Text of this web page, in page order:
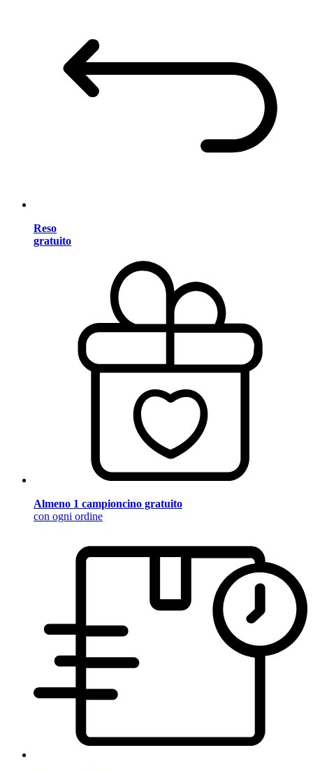
Reso
gratuito
Almeno 1 campioncino gratuito
con ogni ordine